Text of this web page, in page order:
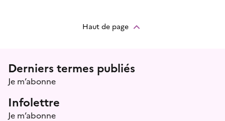
Haut de page
Menu prefooter
Derniers termes publiés
Je m’abonne
Infolettre
Je m’abonne